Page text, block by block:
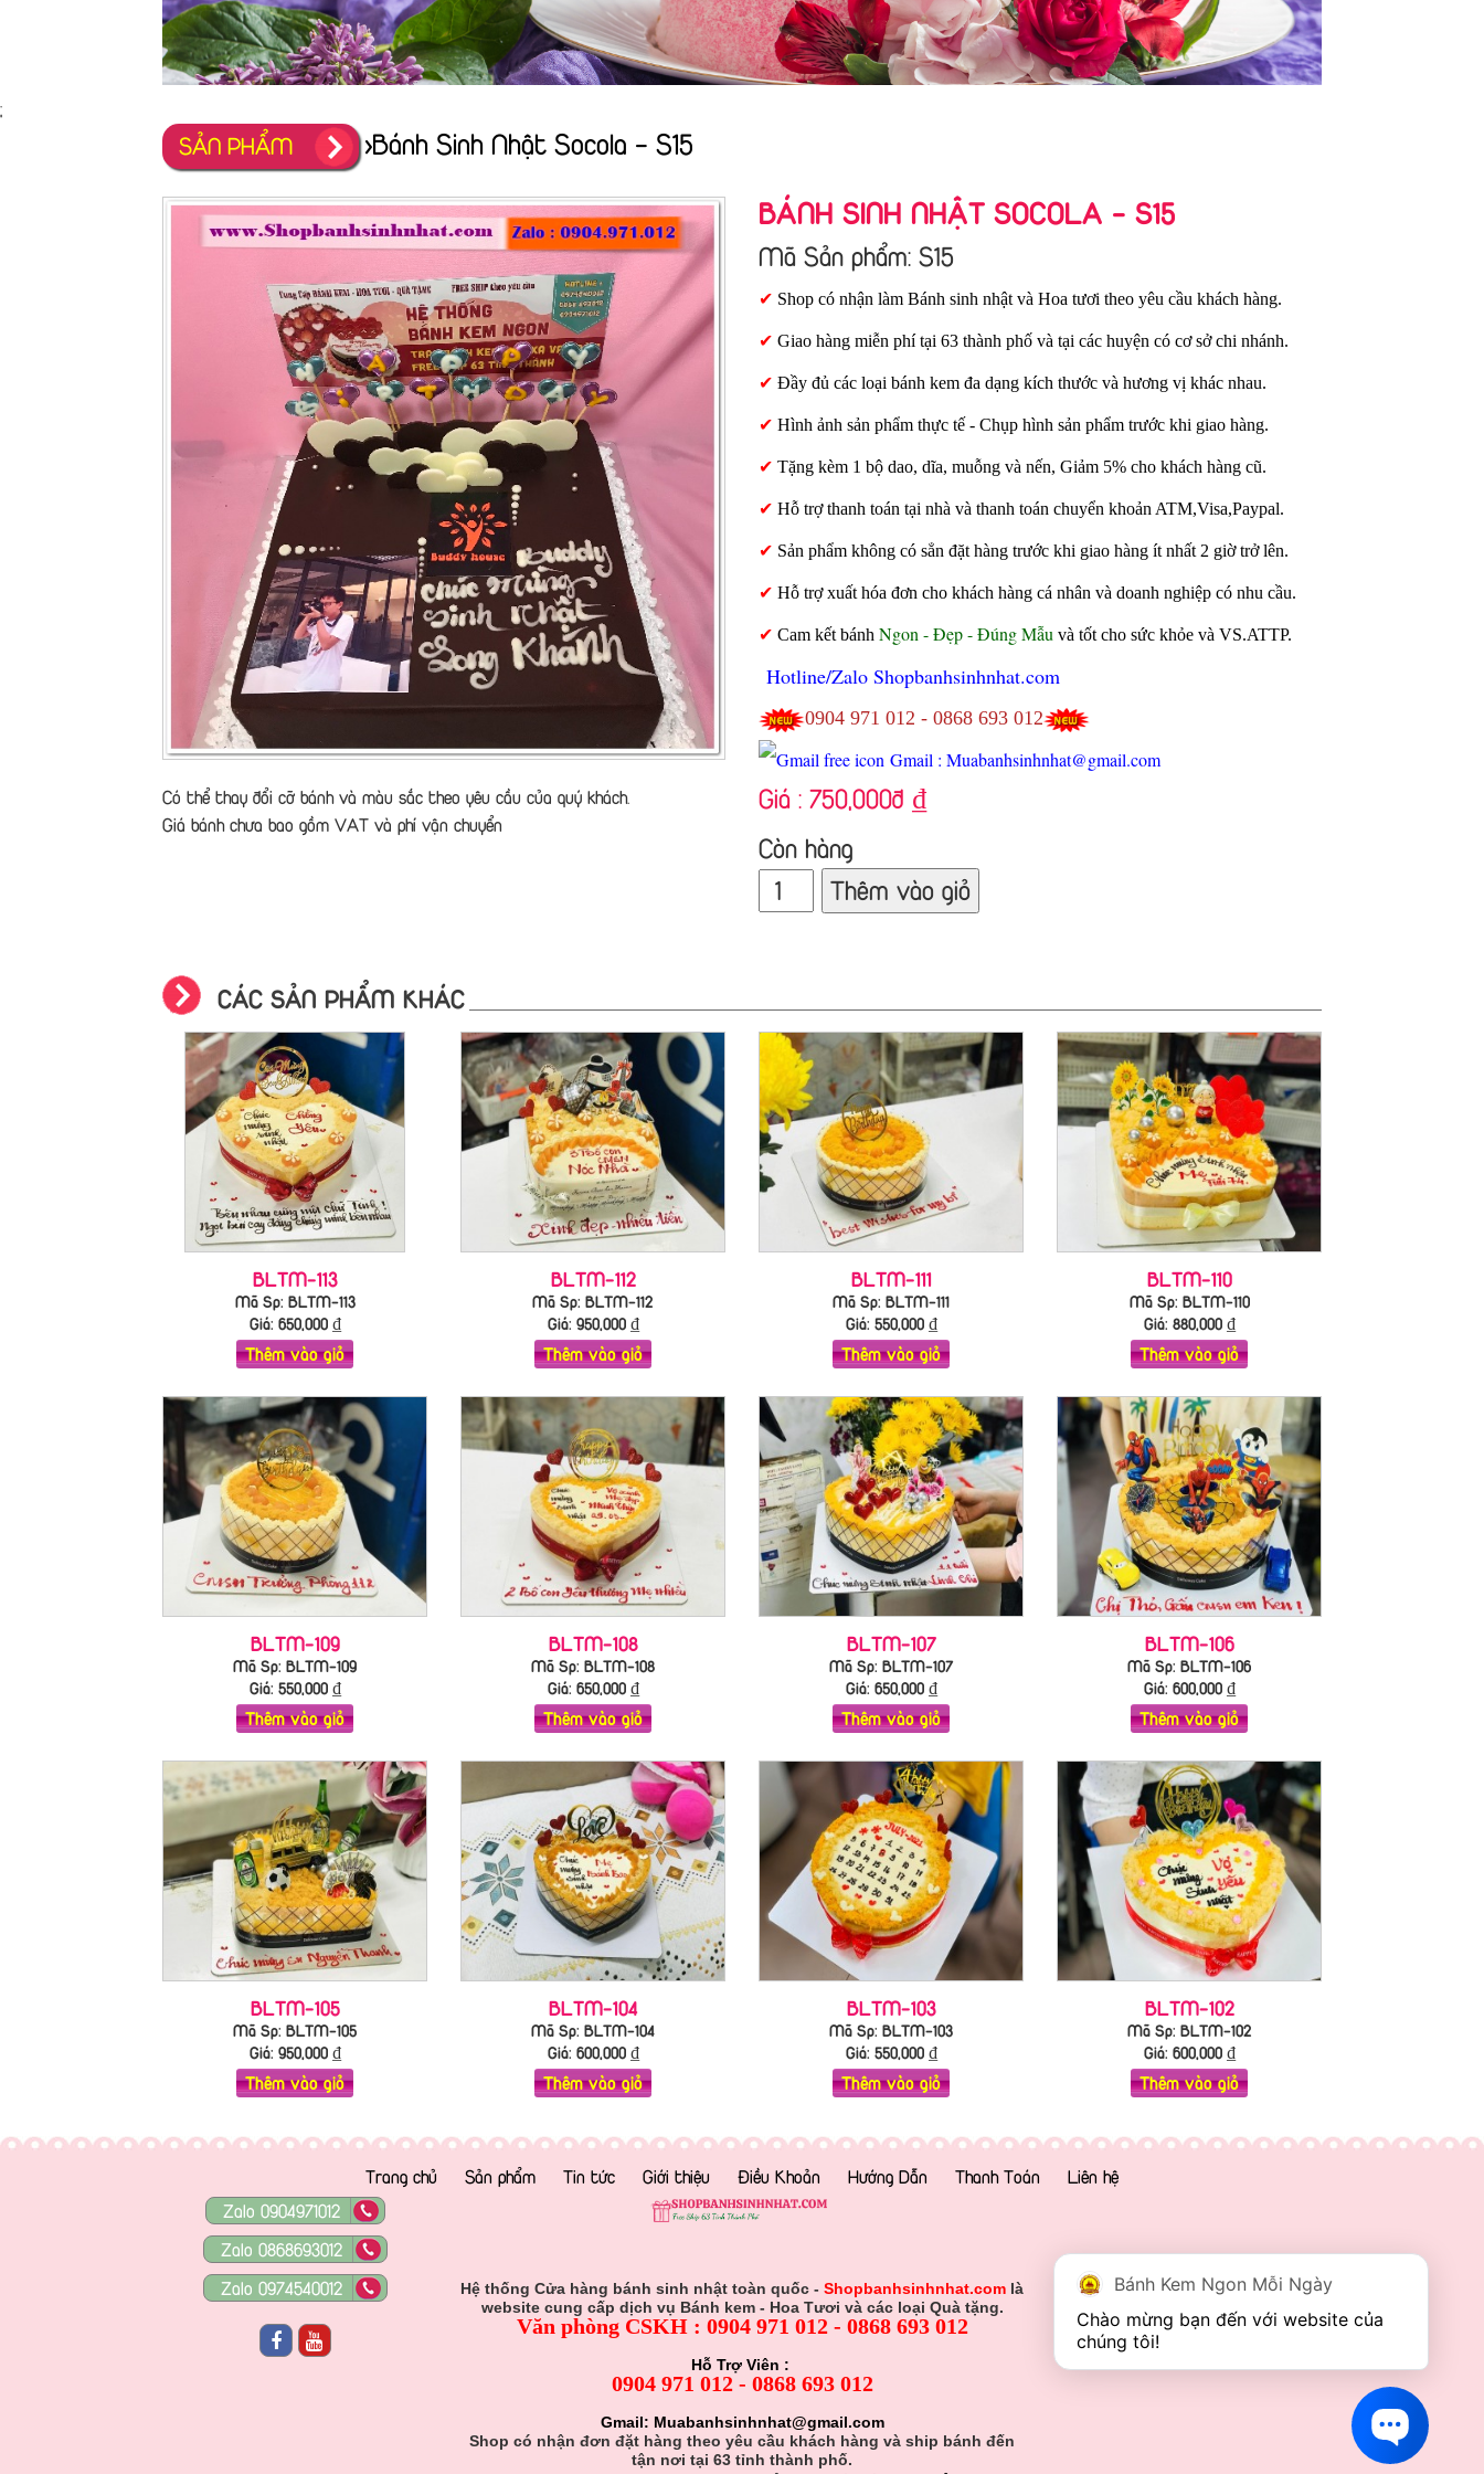
;
SẢN PHẨM >Bánh Sinh Nhật Socola - S15
Có thể thay đổi cỡ bánh và màu sắc theo yêu cầu của quý khách.
Giá bánh chưa bao gồm VAT và phí vận chuyển
BÁNH SINH NHẬT SOCOLA - S15
Mã Sản phẩm: S15
✔ Shop có nhận làm Bánh sinh nhật và Hoa tươi theo yêu cầu khách hàng.
✔ Giao hàng miễn phí tại 63 thành phố và tại các huyện có cơ sở chi nhánh.
✔ Đầy đủ các loại bánh kem đa dạng kích thước và hương vị khác nhau.
✔ Hình ảnh sản phẩm thực tế - Chụp hình sản phẩm trước khi giao hàng.
✔ Tặng kèm 1 bộ dao, dĩa, muỗng và nến, Giảm 5% cho khách hàng cũ.
✔ Hỗ trợ thanh toán tại nhà và thanh toán chuyển khoản ATM,Visa,Paypal.
✔ Sản phẩm không có sẳn đặt hàng trước khi giao hàng ít nhất 2 giờ trở lên.
✔ Hỗ trợ xuất hóa đơn cho khách hàng cá nhân và doanh nghiệp có nhu cầu.
✔ Cam kết bánh Ngon - Đẹp - Đúng Mẫu và tốt cho sức khỏe và VS.ATTP.
Hotline/Zalo Shopbanhsinhnhat.com
0904 971 012 - 0868 693 012
Gmail : Muabanhsinhnhat@gmail.com
Giá : 750,000đ ₫
Còn hàng
Thêm vào giỏ
CÁC SẢN PHẨM KHÁC
BLTM-113
Mã Sp: BLTM-113
Giá: 650,000₫
Thêm vào giỏ
BLTM-112
Mã Sp: BLTM-112
Giá: 950,000₫
Thêm vào giỏ
BLTM-111
Mã Sp: BLTM-111
Giá: 550,000₫
Thêm vào giỏ
BLTM-110
Mã Sp: BLTM-110
Giá: 880,000₫
Thêm vào giỏ
BLTM-109
Mã Sp: BLTM-109
Giá: 550,000₫
Thêm vào giỏ
BLTM-108
Mã Sp: BLTM-108
Giá: 650,000₫
Thêm vào giỏ
BLTM-107
Mã Sp: BLTM-107
Giá: 650,000₫
Thêm vào giỏ
BLTM-106
Mã Sp: BLTM-106
Giá: 600,000₫
Thêm vào giỏ
BLTM-105
Mã Sp: BLTM-105
Giá: 950,000₫
Thêm vào giỏ
BLTM-104
Mã Sp: BLTM-104
Giá: 600,000₫
Thêm vào giỏ
BLTM-103
Mã Sp: BLTM-103
Giá: 550,000₫
Thêm vào giỏ
BLTM-102
Mã Sp: BLTM-102
Giá: 600,000₫
Thêm vào giỏ
Trang chủ Sản phẩm Tin tức Giới thiệu Điều Khoản Hướng Dẫn Thanh Toán
Liên hệ
Zalo 0904971012
Zalo 0868693012
Zalo 0974540012
Hệ thống Cửa hàng bánh sinh nhật toàn quốc - Shopbanhsinhnhat.com là
website cung cấp dịch vụ Bánh kem - Hoa Tươi và các loại Quà tặng.
Văn phòng CSKH : 0904 971 012 - 0868 693 012
Hỗ Trợ Viên :
0904 971 012 - 0868 693 012
Gmail: Muabanhsinhnhat@gmail.com
Shop có nhận đơn đặt hàng theo yêu cầu khách hàng và ship bánh đến
tận nơi tại 63 tỉnh thành phố.
Bánh Kem Ngon Mỗi Ngày
Chào mừng bạn đến với website của
chúng tôi!